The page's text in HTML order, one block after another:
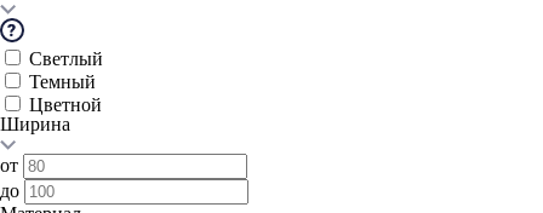
Светлый
Темный
Цветной
Ширина
от
до